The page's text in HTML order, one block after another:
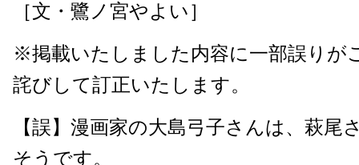
［文・鷺ノ宮やよい］
※掲載いたしました内容に一部誤りが
詫びして訂正いたします。
【誤】漫画家の大島弓子さんは、萩尾
そうです。